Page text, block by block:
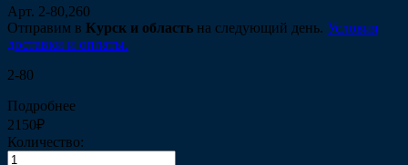
Арт. 2-80,260
Отправим в Курск и область на следующий день. Условия
доставки и оплаты.
2-80
Подробнее
2150₽
Количество: